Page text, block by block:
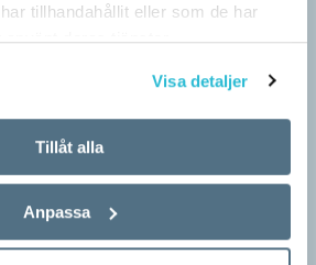
tillhandahållit eller som de har
deras tjänster.
Visa detaljer
Tillåt alla
Anpassa